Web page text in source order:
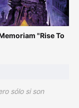
"Rise To
sólo si son